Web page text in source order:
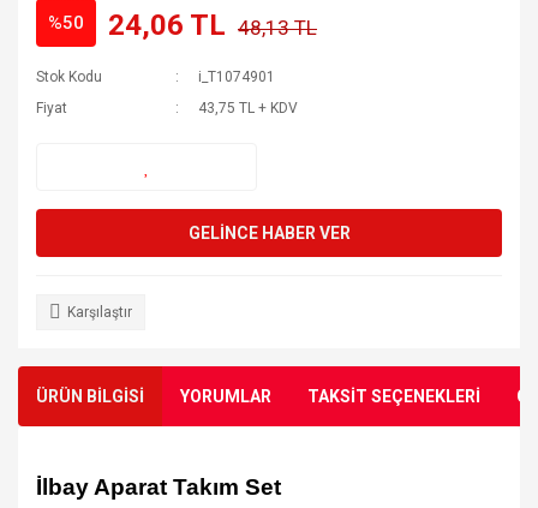
%50 24,06 TL 48,13 TL
Stok Kodu
i_T1074901
Fiyat
43,75 TL + KDV
GELİNCE HABER VER
Karşılaştır
ÜRÜN BİLGİSİ YORUMLAR TAKSİT SEÇENEKLERİ
İ lbay Aparat Takım Set